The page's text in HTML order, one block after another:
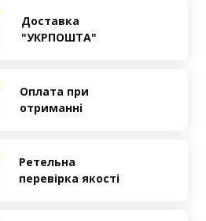
Оплата при
отриманні
Ретельна
перевірка якості
Доставка
"УКРПОШТА"